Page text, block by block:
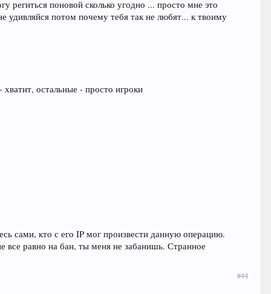
региться поновой сколько угодно ... просто мне это
удивляйся потом почему тебя так не любят... к твоиму
остальные - просто игроки
сами, кто с его IP мог произвести данную операцию.
все равно на бан, ты меня не забанишь. Странное
#44